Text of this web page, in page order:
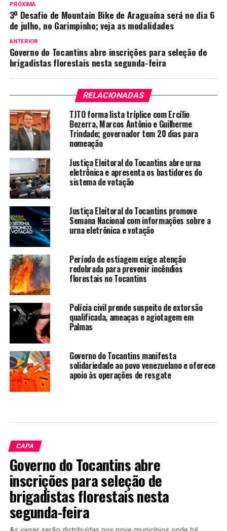
PRÓXIMA
3º Desafio de Mountain Bike de Araguaína será no dia 6
de julho, no Garimpinho; veja as modalidades
ANTERIOR
Governo do Tocantins abre inscrições para seleção de
brigadistas florestais nesta segunda-feira
RELACIONADAS
TJTO forma lista tríplice com Ercílio
Bezerra, Marcos Antônio e Guilherme
Trindade; governador tem 20 dias para
nomeação
Justiça Eleitoral do Tocantins abre urna
eletrônica e apresenta os bastidores do
sistema de votação
Justiça Eleitoral do Tocantins promove
Semana Nacional com informações sobre a
urna eletrônica e votação
Período de estiagem exige atenção
redobrada para prevenir incêndios
florestais no Tocantins
Polícia civil prende suspeito de extorsão
qualificada, ameaças e agiotagem em
Palmas
Governo do Tocantins manifesta
solidariedade ao povo venezuelano e oferece
apoio às operações de resgate
CAPA
Governo do Tocantins abre
inscrições para seleção de
brigadistas florestais nesta
segunda-feira